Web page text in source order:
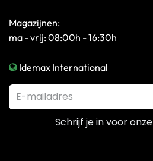
Magazijnen:
ma - vrij: 08:00h - 16:30h
Idemax International
Schrijf je in voor onze